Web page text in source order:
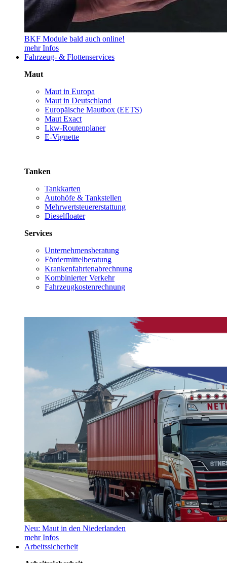
BKF Module bald auch online!
mehr Infos
Fahrzeug- & Flottenservices
Maut
Maut in Europa
Maut in Deutschland
Europäische Mautbox (EETS)
Maut Exact
Lkw-Routenplaner
E-Vignette
Tanken
Tankkarten
Autohöfe & Tankstellen
Mehrwertsteuererstattung
Dieselfloater
Services
Unternehmensberatung
Fördermittelberatung
Krankenfahrtenabrechnung
Kombinierter Verkehr
Fahrzeugkostenrechnung
Neu: Maut in den Niederlanden
mehr Infos
Arbeitssicherheit